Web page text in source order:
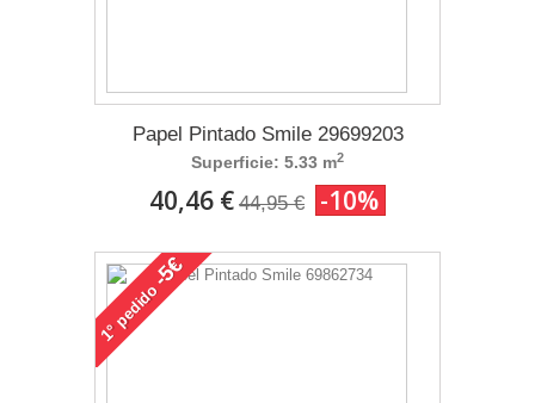
Papel Pintado Smile 29699203
Superficie: 5.33 m2
40,46 € 44,95 € -10%
1°
pedido
-5€